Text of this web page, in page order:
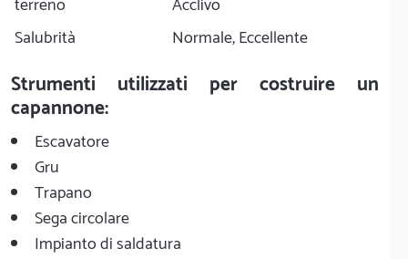
Salubrità
Normale, Eccellente
Strumenti utilizzati per costruire un
capannone:
Escavatore
Gru
Trapano
Sega circolare
Impianto di saldatura